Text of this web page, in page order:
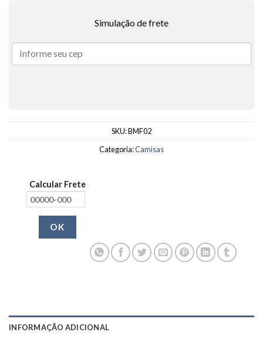
Simulação de frete
SKU:BMF02
Categoria:Camisas
Calcular Frete
OK
INFORMAÇÃO ADICIONAL